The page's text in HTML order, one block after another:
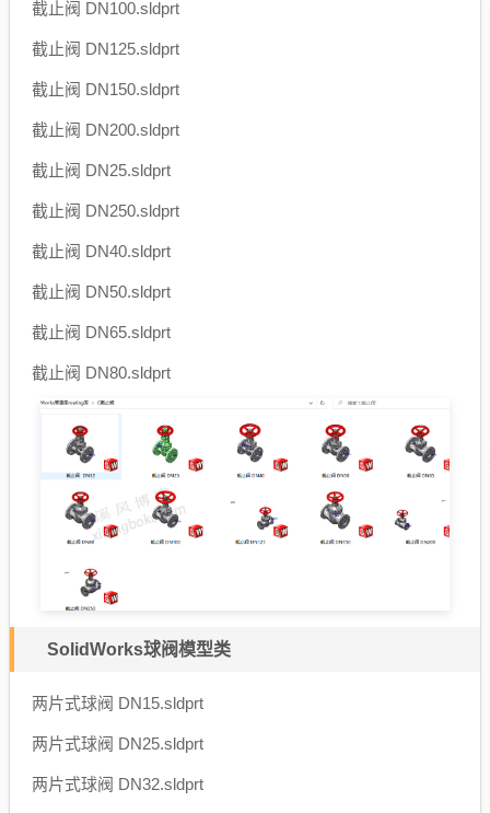
截止阀 DN100.sldprt
截止阀 DN125.sldprt
截止阀 DN150.sldprt
截止阀 DN200.sldprt
截止阀 DN25.sldprt
截止阀 DN250.sldprt
截止阀 DN40.sldprt
截止阀 DN50.sldprt
截止阀 DN65.sldprt
截止阀 DN80.sldprt
SolidWorks球阀模型类
两片式球阀 DN15.sldprt
两片式球阀 DN25.sldprt
两片式球阀 DN32.sldprt